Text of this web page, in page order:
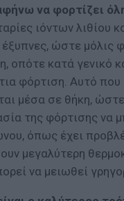
να φορτίζει
ιόντων λιθίου
ώστε μόλις
οπότε κατά γενικό
φόρτιση. Αυτό που
μέσα σε θήκη,
της φόρτισης να
όπως έχει
μεγαλύτερη
να μειωθεί